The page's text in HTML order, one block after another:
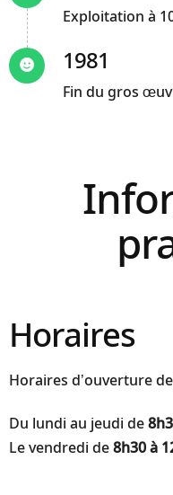
Exploitation à
1981
Fin du gros
Horaires
Horaires d’ouverture de
Du lundi au jeudi de
Le vendredi de8h30 à